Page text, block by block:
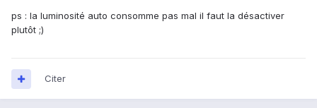
ps : la luminosité auto consomme pas mal il faut la désactiver
plutôt ;)
Citer